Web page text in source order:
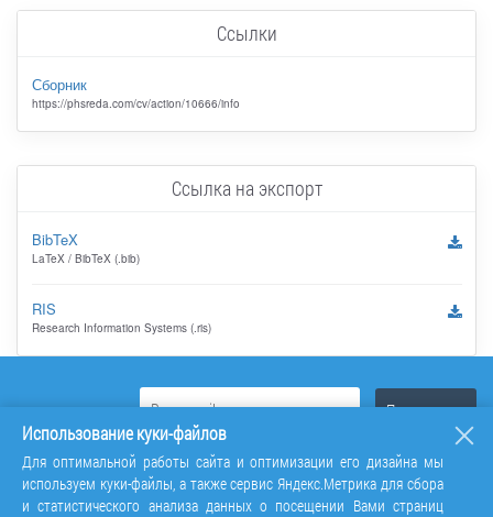
Ссылки
Сборник
https://phsreda.com/cv/action/10666/info
Ссылка на экспорт
BibTeX
LaTeX / BibTeX (.bib)
RIS
Research Information Systems (.ris)
Использование куки-файлов
Для оптимальной работы сайта и оптимизации его дизайна мы
используем куки-файлы, а также сервис Яндекс.Метрика для сбора
и статистического анализа данных о посещении Вами страниц